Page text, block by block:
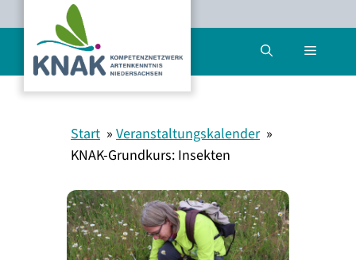
Inhalt
springen
Menü
Start
Veranstaltungskalender
KNAK-Grundkurs: Insekten